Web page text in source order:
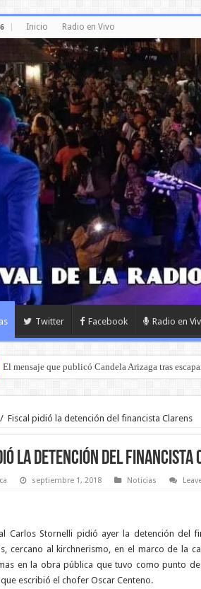
Inicio Radio en Vivo
Twitter Facebook Radio en
El mensaje que publicó Candela Arizaga tras
/ Fiscal pidió la detención del financista Clarens
la detención del financista
septiembre 1, 2018 Noticias
Carlos Stornelli pidió ayer la detención del
cercano al kirchnerismo, en el marco de la
en la obra pública que tuvo como punto
escribió el chofer Oscar Centeno.